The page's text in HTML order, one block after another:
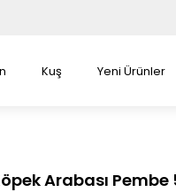
Kuş Yeni Ürünler
Arabası Pembe